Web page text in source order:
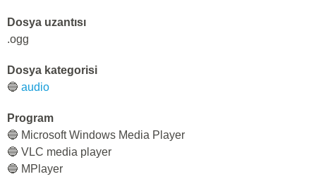
Dosya uzantısı
.ogg
Dosya kategorisi
🔵 audio
Program
🔵 Microsoft Windows Media Player
🔵 VLC media player
🔵 MPlayer